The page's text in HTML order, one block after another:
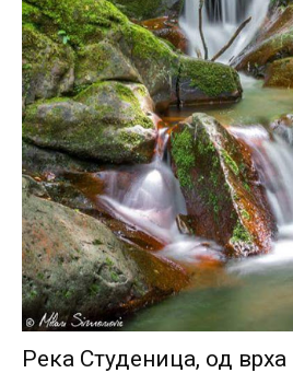
Река Студеница, од